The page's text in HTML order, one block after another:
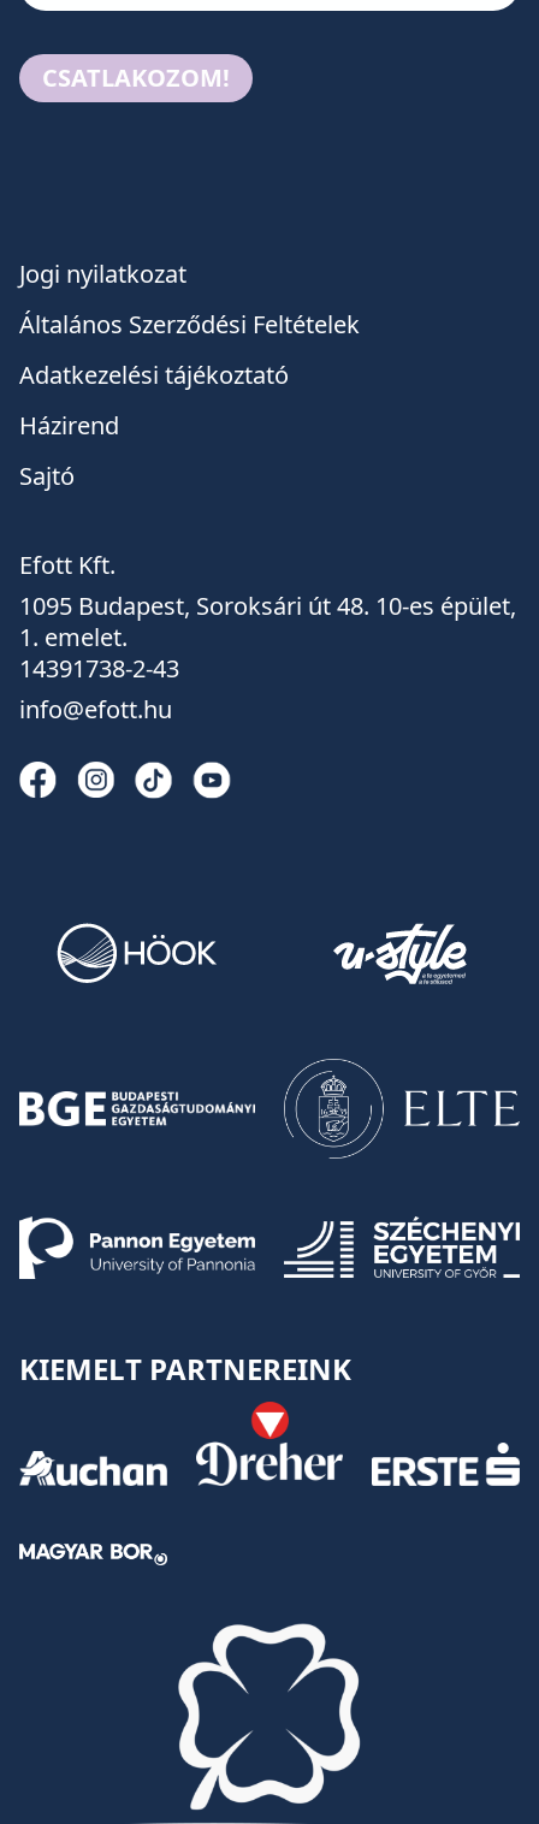
CSATLAKOZOM!
Jogi nyilatkozat
Általános Szerződési Feltételek
Adatkezelési tájékoztató
Házirend
Sajtó
Efott Kft.
1095 Budapest, Soroksári út 48. 10-es épület,
1. emelet.
14391738-2-43
info@efott.hu
KIEMELT PARTNEREINK